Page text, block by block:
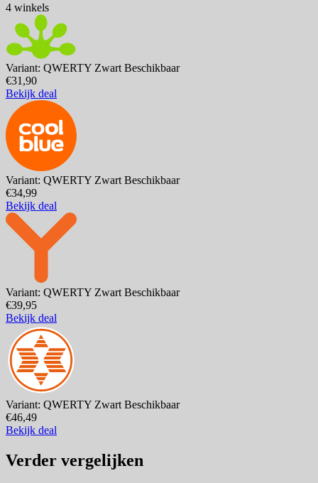
4 winkels
Variant: QWERTY Zwart Beschikbaar
€31,90
Bekijk deal
Variant: QWERTY Zwart Beschikbaar
€34,99
Bekijk deal
Variant: QWERTY Zwart Beschikbaar
€39,95
Bekijk deal
Variant: QWERTY Zwart Beschikbaar
€46,49
Bekijk deal
Verder vergelijken